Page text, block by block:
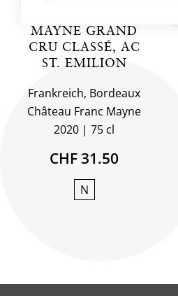
MAYNE GRAND
CRU CLASSÉ, AC
ST. EMILION
Frankreich, Bordeaux
Château Franc Mayne
2020
75 cl
CHF 31.50
N